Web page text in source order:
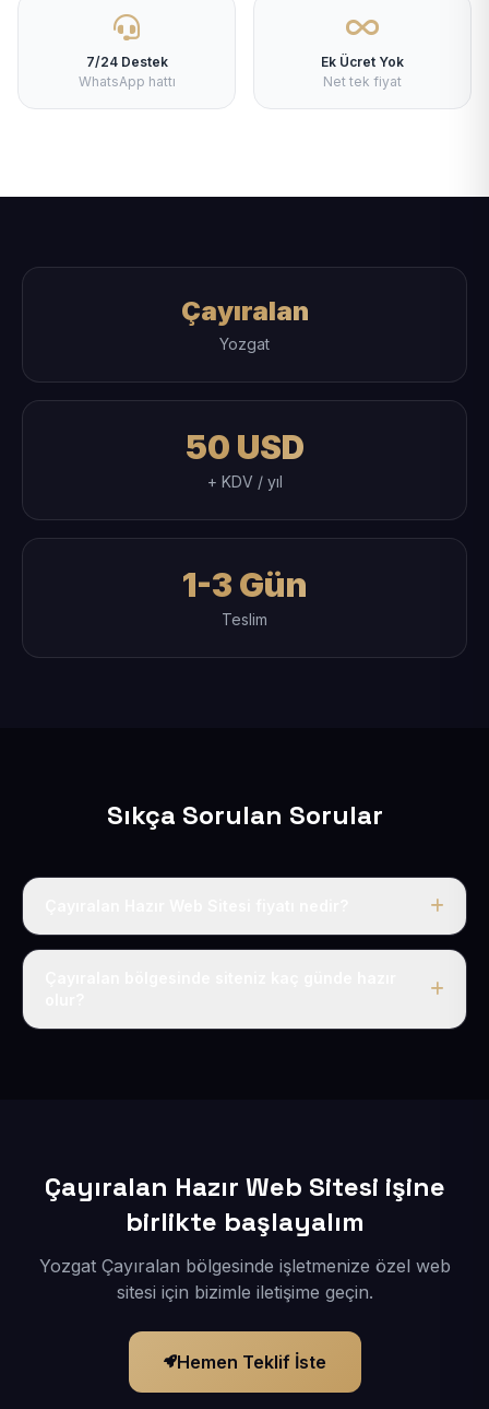
7/24 Destek
WhatsApp hattı
Ek Ücret Yok
Net tek fiyat
Çayıralan
Yozgat
50 USD
+ KDV / yıl
1-3 Gün
Teslim
Sıkça Sorulan Sorular
Tek fiyat uygulanır: yıllık 50 USD + KDV. Bu bedele alan
Çayıralan Hazır Web Sitesi işine
birlikte başlayalım
Yozgat Çayıralan bölgesinde işletmenize özel web
sitesi için bizimle iletişime geçin.
Hemen Teklif İste